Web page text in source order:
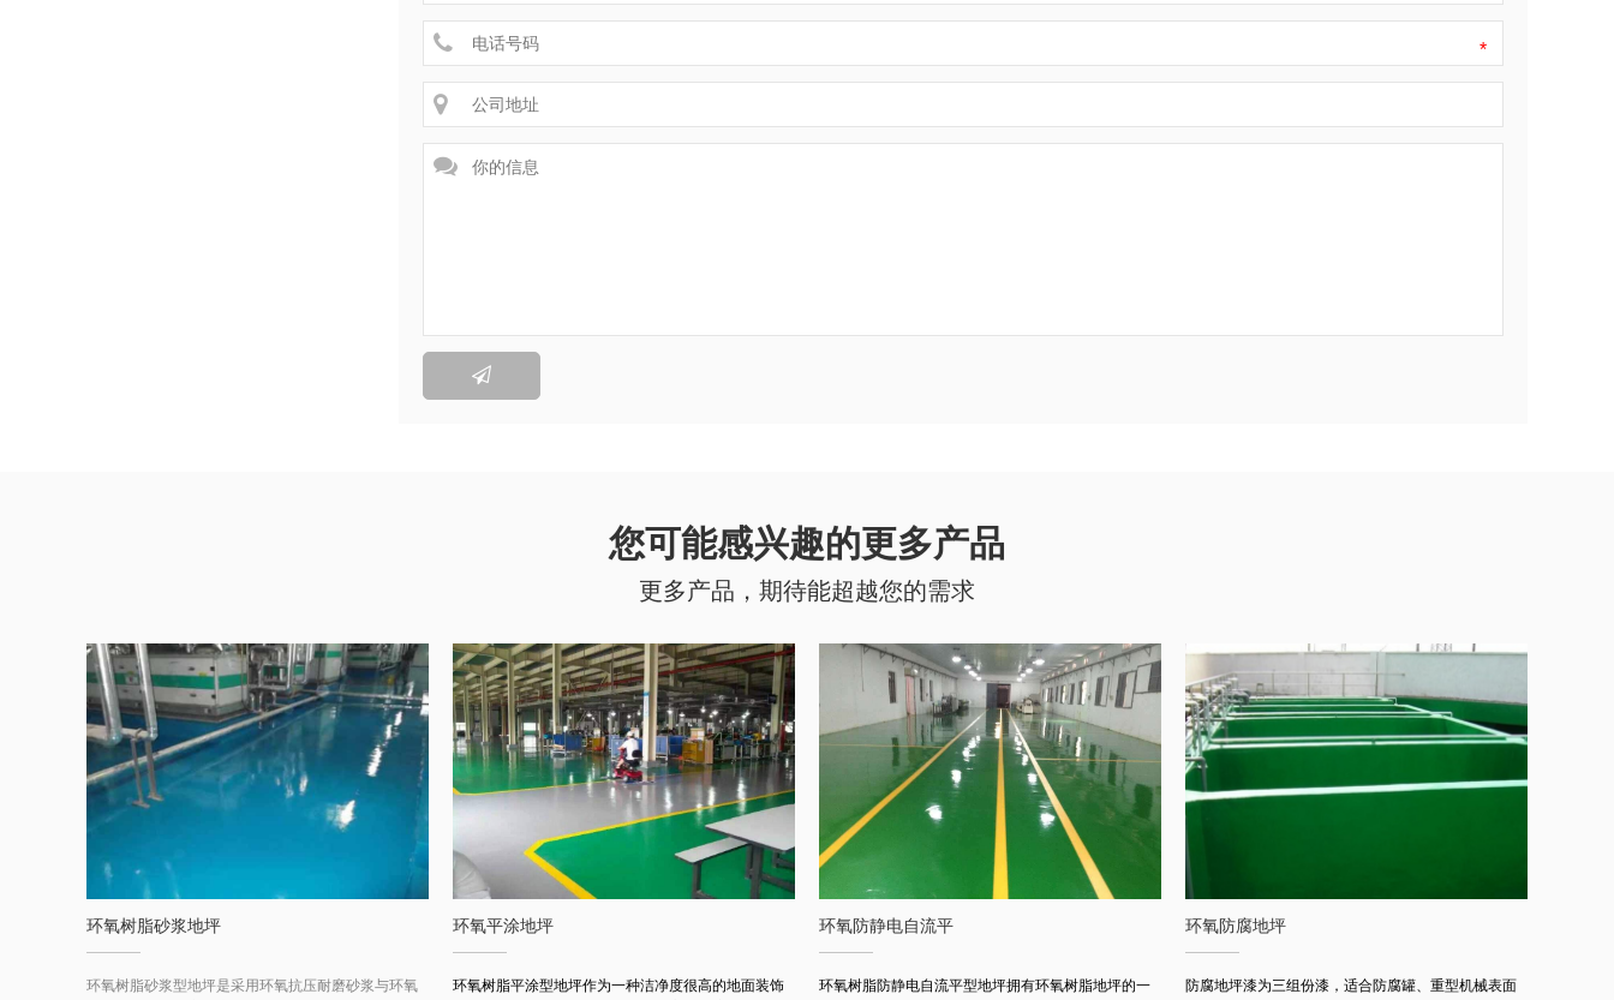
 *



您可能感兴趣的更多产品
更多产品，期待能超越您的需求
环氧树脂砂浆地坪
环氧树脂砂浆型地坪是采用环氧抗压耐磨砂浆与环氧
环氧平涂地坪
环氧树脂平涂型地坪作为一种洁净度很高的地面装饰
环氧防静电自流平
环氧树脂防静电自流平型地坪拥有环氧树脂地坪的一
环氧防腐地坪
防腐地坪漆为三组份漆，适合防腐罐、重型机械表面